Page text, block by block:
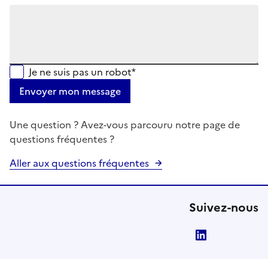
Je ne suis pas un robot*
Envoyer mon message
Une question ? Avez-vous parcouru notre page de
questions fréquentes ?
Aller aux questions fréquentes
Suivez-nous